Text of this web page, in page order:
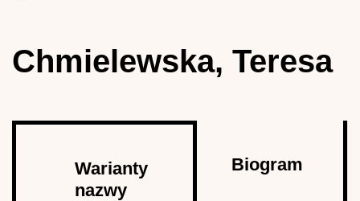
Chmielewska, Teresa
Warianty
nazwy
Biogram